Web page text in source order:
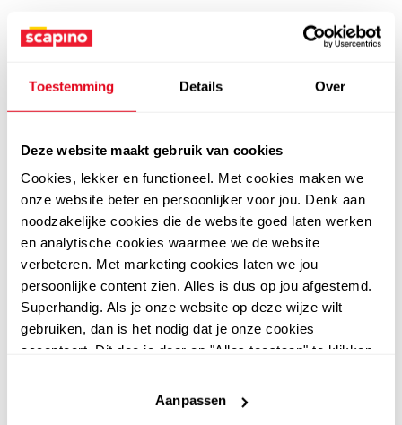
Toestemming Details Over
Deze website maakt gebruik van cookies
Cookies, lekker en functioneel. Met cookies maken we
onze website beter en persoonlijker voor jou. Denk aan
noodzakelijke cookies die de website goed laten werken
en analytische cookies waarmee we de website
verbeteren. Met marketing cookies laten we jou
persoonlijke content zien. Alles is dus op jou afgestemd.
Superhandig. Als je onze website op deze wijze wilt
gebruiken, dan is het nodig dat je onze cookies
accepteert. Dit doe je door op "Alles toestaan" te klikken.
website niet optimaal functioneert.
Aanpassen